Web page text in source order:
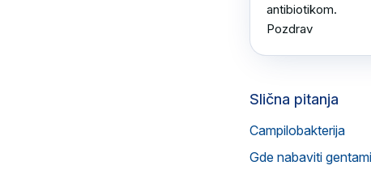
antibiotikom.
Pozdrav
Slična pitanja
Campilobakterija
Gde nabaviti